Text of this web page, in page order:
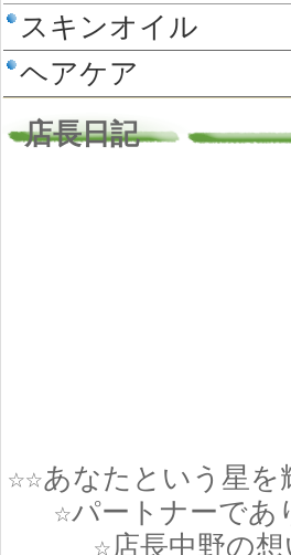
スキンオイル
ヘアケア
店長日記
☆☆あなたという星を
☆パートナーであ
☆店長中野の想